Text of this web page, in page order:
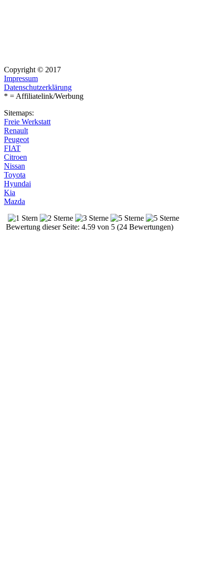
Copyright © 2017
Impressum
Datenschutzerklärung
* = Affiliatelink/Werbung
Sitemaps:
Freie Werkstatt
Renault
Peugeot
FIAT
Citroen
Nissan
Toyota
Hyundai
Kia
Mazda
Bewertung dieser Seite: 4.59 von 5 (24 Bewertungen)